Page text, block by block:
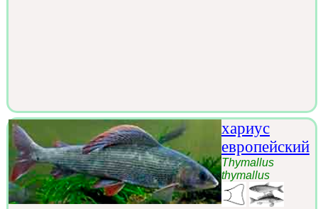
хариус
европейский
Thymallus
thymallus